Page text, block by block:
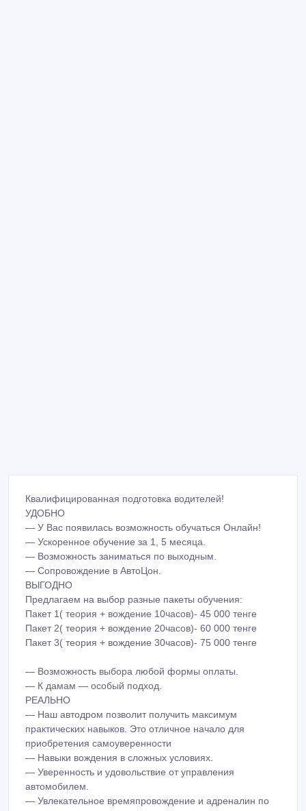
Квалифицированная подготовка водителей!
УДОБНО
— У Вас появилась возможность обучаться Онлайн!
— Ускоренное обучение за 1, 5 месяца.
— Возможность заниматься по выходным.
— Сопровождение в АвтоЦон.
ВЫГОДНО
Предлагаем на выбор разные пакеты обучения:
Пакет 1( теория + вождение 10часов)- 45 000 тенге
Пакет 2( теория + вождение 20часов)- 60 000 тенге
Пакет 3( теория + вождение 30часов)- 75 000 тенге
— Возможность выбора любой формы оплаты.
— К дамам — особый подход.
РЕАЛЬНО
— Наш автодром позволит получить максимум
практических навыков. Это отличное начало для
приобретения самоуверенности
— Навыки вождения в сложных условиях.
— Уверенность и удовольствие от управления
автомобилем.
— Увлекательное времяпровождение и адреналин по